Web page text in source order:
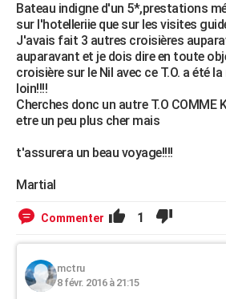
Bateau indigne d'un 5*,prestations
sur l'hotelleriie que sur les visites
J'avais fait 3 autres croisières
auparavant et je dois dire en toute
croisière sur le Nil avec ce T.O. a été
loin!!!!
Cherches donc un autre T.O COMME
etre un peu plus cher mais
t'assurera un beau voyage!!!!
Martial
Commenter 1
mctru
8 févr. 2016 à 21:15